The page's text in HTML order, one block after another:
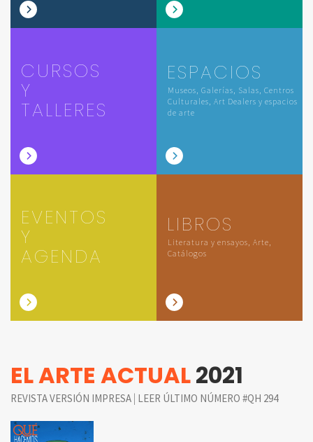
CURSOS
Y
TALLERES
ESPACIOS
Museos, Galerías, Salas, Centros
Culturales, Art Dealers y espacios
de arte
EVENTOS
Y
AGENDA
LIBROS
Literatura y ensayos, Arte,
Catálogos
EL ARTE ACTUAL2021
REVISTA VERSIÓN IMPRESA | LEER ÚLTIMO NÚMERO #QH 294